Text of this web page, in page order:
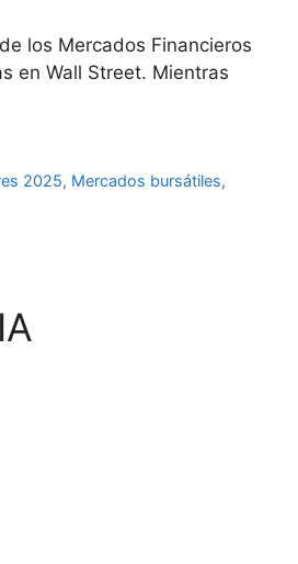
los Mercados Financieros
en Wall Street. Mientras
2025, Mercados bursátiles,